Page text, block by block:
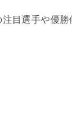
目選手や優